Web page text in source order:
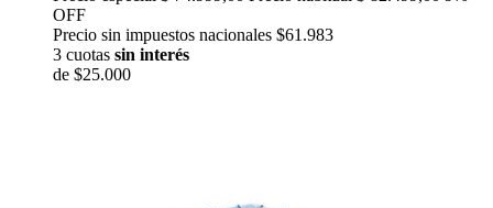
OFF
Precio sin impuestos nacionales $61.983
3 cuotas sin interés
de $25.000